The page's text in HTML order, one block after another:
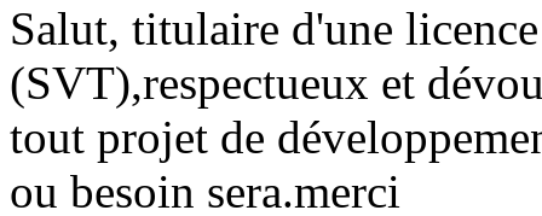
Salut, titulaire d'une
(SVT),respectueux et
tout projet de
ou besoin sera.merci